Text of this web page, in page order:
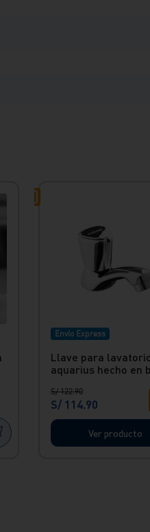
Envío Express
Llave para
aquarius hecho en
S/ 122.90
S/ 114.90
Ver producto